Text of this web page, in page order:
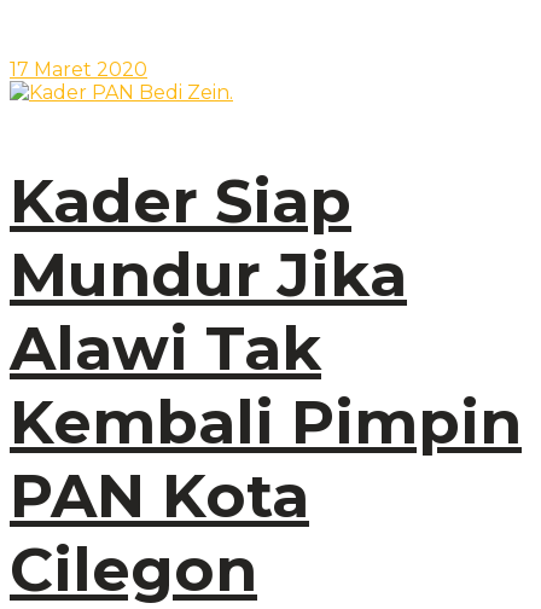
17 Maret 2020
Kader Siap
Mundur Jika
Alawi Tak
Kembali Pimpin
PAN Kota
Cilegon